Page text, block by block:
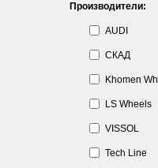
Производители:
AUDI
СКАД
Khomen
LS Wheels
VISSOL
Tech Line